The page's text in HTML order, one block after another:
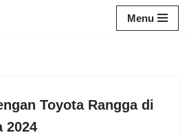
Menu
Toyota Rangga di
2024